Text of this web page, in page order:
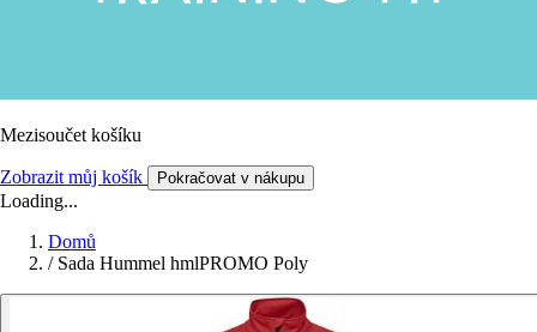
Mezisoučet košíku
Zobrazit můj košík Pokračovat v nákupu
Loading...
Domů
/ Sada Hummel hmlPROMO Poly